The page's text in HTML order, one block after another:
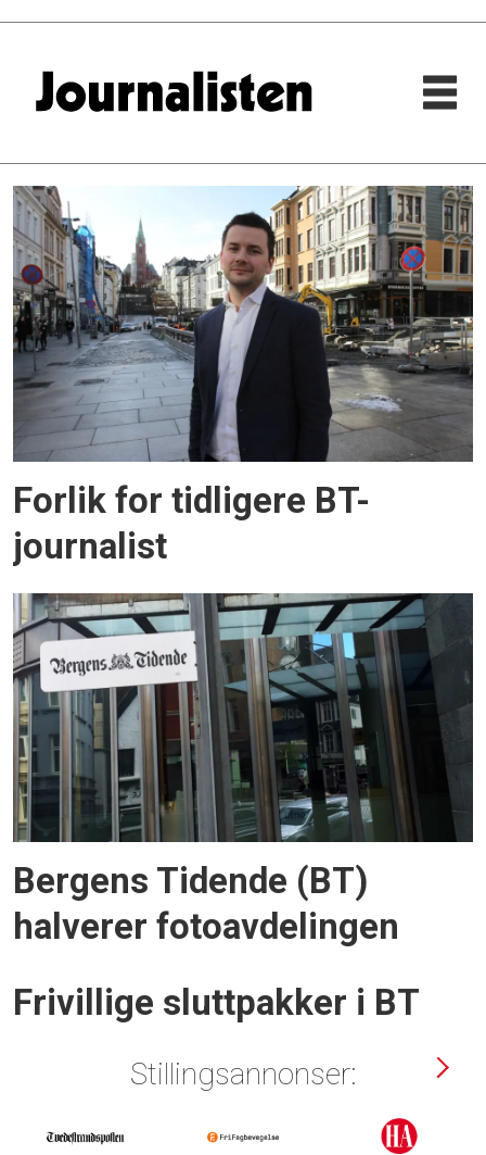
Tag:
bergens
tidene
Forlik for tidligere BT-
journalist
Bergens Tidende (BT)
halverer fotoavdelingen
Frivillige sluttpakker i BT
Stillingsannonser: